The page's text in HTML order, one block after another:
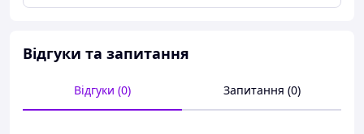
Відгуки та запитання
Відгуки (0) Запитання (0)